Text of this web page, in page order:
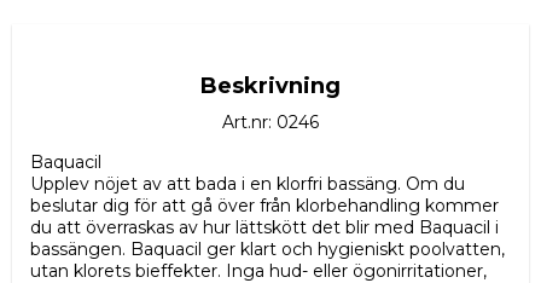
Beskrivning
Art.nr: 0246
Baquacil
Upplev nöjet av att bada i en klorfri bassäng. Om du
beslutar dig för att gå över från klorbehandling kommer
du att överraskas av hur lättskött det blir med Baquacil i
bassängen. Baquacil ger klart och hygieniskt poolvatten,
utan klorets bieffekter. Inga hud- eller ögonirritationer,